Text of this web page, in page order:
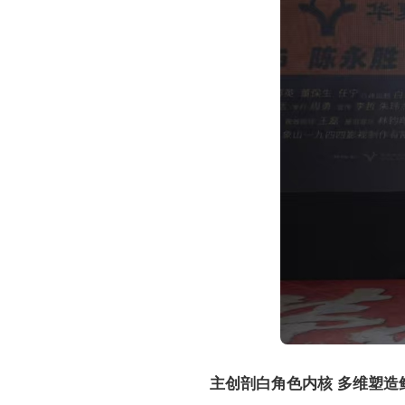
主创剖白角色内核 多维塑造